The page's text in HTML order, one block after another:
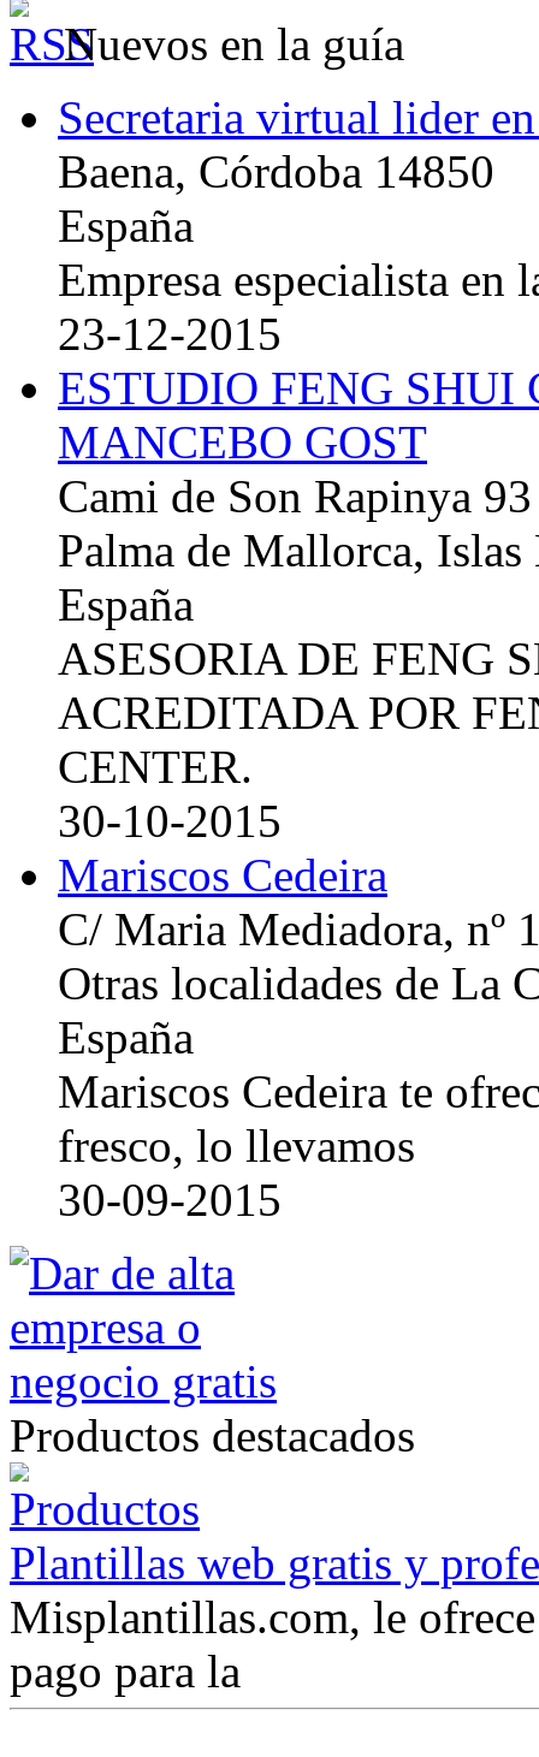
Nuevos en la guía
Secretaria virtual lider
Baena, Córdoba 14850
España
Empresa especialista en
23-12-2015
ESTUDIO FENG
MANCEBO GOST
Cami de Son Rapinya 93
Palma de Mallorca, Islas
España
ASESORIA DE FENG
ACREDITADA POR
CENTER.
30-10-2015
Mariscos Cedeira
C/ Maria Mediadora, nº
Otras localidades de La
España
Mariscos Cedeira te
fresco, lo llevamos
30-09-2015
Productos destacados
Plantillas web gratis y
Misplantillas.com, le
pago para la